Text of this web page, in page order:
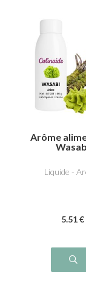
Arôme
Liquide -
5.51 €